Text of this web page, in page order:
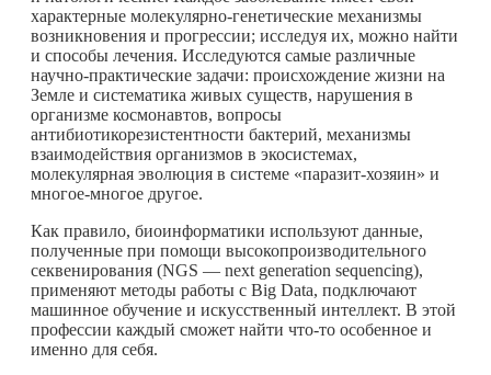
характерные молекулярно-генетические механизмы
возникновения и прогрессии; исследуя их, можно найти
и способы лечения. Исследуются самые различные
научно-практические задачи: происхождение жизни на
Земле и систематика живых существ, нарушения в
организме космонавтов, вопросы
антибиотикорезистентности бактерий, механизмы
взаимодействия организмов в экосистемах,
молекулярная эволюция в системе «паразит-хозяин» и
многое-многое другое.
Как правило, биоинформатики используют данные,
полученные при помощи высокопроизводительного
секвенирования (NGS — next generation sequencing),
применяют методы работы с Big Data, подключают
машинное обучение и искусственный интеллект. В этой
профессии каждый сможет найти что-то особенное и
именно для себя.